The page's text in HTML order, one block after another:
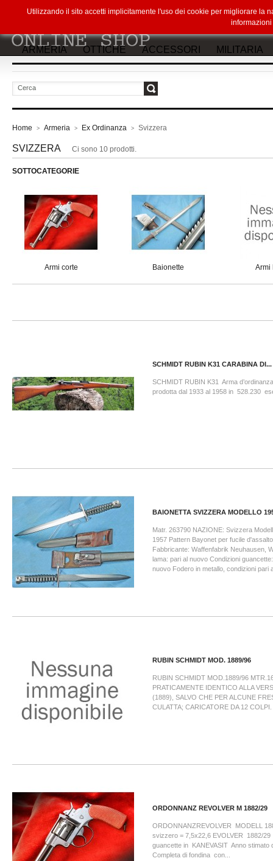
ARMERIA OTTICHE ACCESSORI MILITARIA
Home > Armeria > Ex Ordinanza > Svizzera
SVIZZERA Ci sono 10 prodotti.
SOTTOCATEGORIE
Armi corte Baionette Armi
SCHMIDT RUBIN K31 CARABINA DI...
SCHMIDT RUBIN K31 Arma
prodotta dal 1933 al 1958 in 528.230
BAIONETTA SVIZZERA MODELLO
Matr. 263790 NAZIONE: Svizzera
1957 Pattern Bayonet per fucile
Fabbricante: Waffenfabrik Neuhausen,
lama: pari al nuovo Condizioni
nuovo Fodero in metallo, condizioni pari
RUBIN SCHMIDT MOD. 1889/96
RUBIN SCHMIDT MOD.1889/96
PRATICAMENTE IDENTICO ALLA
(1889), SALVO CHE PER ALCUNE
CULATTA; CARICATORE DA 12 COLPI.
ORDONNANZ REVOLVER M 1882/29
ORDONNANZREVOLVER MODELL
svizzero = 7,5x22,6 EVOLVER 1882/
guancette in KANEVASIT Anno stimato
Completa di fondina con...
Utilizzando il sito accetti implicitamente l'uso dei cookie per migliorare la
informazioni